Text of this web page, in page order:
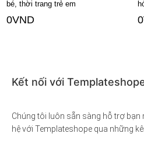
bé, thời trang trẻ em
0VND 0
Kết nối với
Chúng tôi luôn sẵn sàng hỗ trợ bạn
hệ với Templateshope qua những